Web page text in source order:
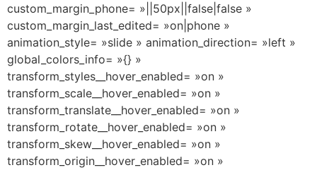
custom_margin_phone= »||50px||false|false »
custom_margin_last_edited= »on|phone »
animation_style= »slide » animation_direction= »left »
global_colors_info= »{} »
transform_styles__hover_enabled= »on »
transform_scale__hover_enabled= »on »
transform_translate__hover_enabled= »on »
transform_rotate__hover_enabled= »on »
transform_skew__hover_enabled= »on »
transform_origin__hover_enabled= »on »